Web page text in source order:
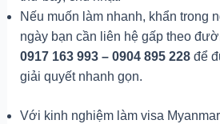
Nếu muốn làm nhanh, khẩn trong
ngày bạn cần liên hệ gấp theo
0917 163 993 – 0904 895 228để
giải quyết nhanh gọn.
Với kinh nghiệm làm visa